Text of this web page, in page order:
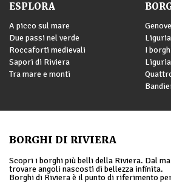
ESPLORA
A picco sul mare
Due passi nel verde
Roccaforti medievali
Sapori di Riviera
Tra mare e monti
I
BORGHI DI RIVIERA
Scopri i borghi più belli della Riviera. Dal
trovare angoli nascosti di bellezza infinita.
Borghi di Riviera è il punto di riferimento